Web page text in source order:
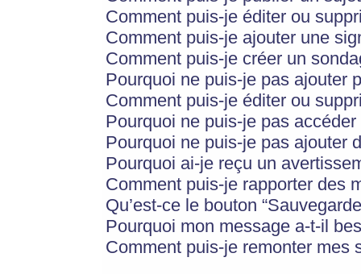
Comment puis-je éditer ou
Comment puis-je ajouter une
Comment puis-je créer un
Pourquoi ne puis-je pas ajouter
Comment puis-je éditer ou
Pourquoi ne puis-je pas
Pourquoi ne puis-je pas ajouter
Pourquoi ai-je reçu un
Comment puis-je rapporter des
Qu’est-ce le bouton
Pourquoi mon message a-t-il
Comment puis-je remonter mes